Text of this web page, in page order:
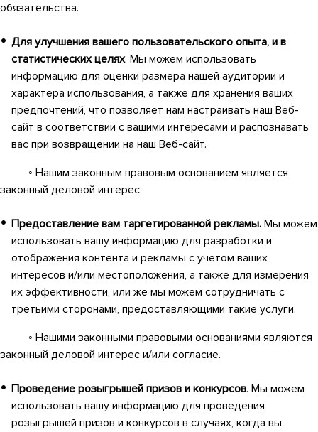
обязательства.
Для улучшения вашего пользовательского опыта, и в
статистических целях. Мы можем использовать
информацию для оценки размера нашей аудитории и
характера использования, а также для хранения ваших
предпочтений, что позволяет нам настраивать наш Веб-
сайт в соответствии с вашими интересами и распознавать
вас при возвращении на наш Веб-сайт.
◦ Нашим законным правовым основанием является
законный деловой интерес.
Предоставление вам таргетированной рекламы. Мы можем
использовать вашу информацию для разработки и
отображения контента и рекламы с учетом ваших
интересов и/или местоположения, а также для измерения
их эффективности, или же мы можем сотрудничать с
третьими сторонами, предоставляющими такие услуги.
◦ Нашими законными правовыми основаниями являются
законный деловой интерес и/или согласие.
Проведение розыгрышей призов и конкурсов. Мы можем
использовать вашу информацию для проведения
розыгрышей призов и конкурсов в случаях, когда вы